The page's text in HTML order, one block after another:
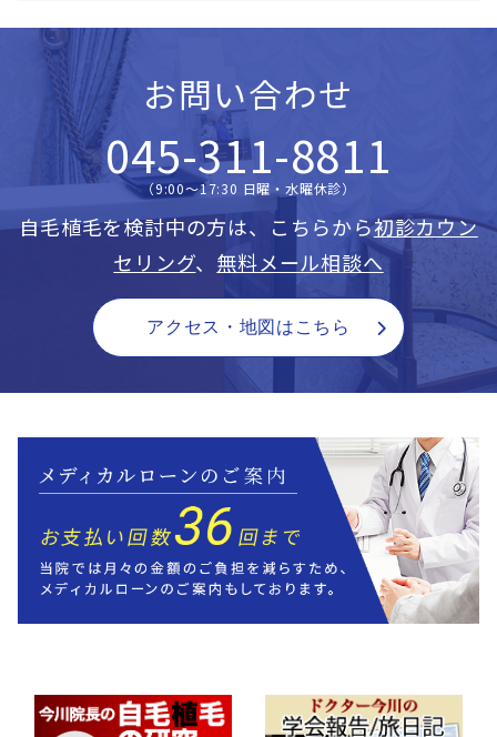
お問い合わせ
045-311-8811
（9:00〜17:30 日曜・水曜休診）
自毛植毛を検討中の方は、こちらから初診カウン
セリング、 無料メール相談へ
アクセス・地図はこちら